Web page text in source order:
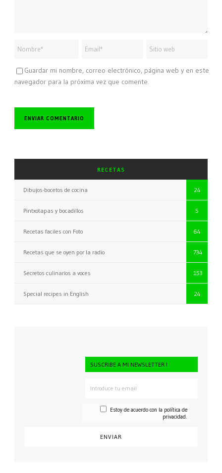
Guardar mi nombre, correo electrónico, página web y en este
navegador para la próxima vez que comente.
RECETAS
Dibujos-bocetos de cocina 24
Pintxotapas y bocadillos 5
Recetas faciles con Foto 64
Recetas que se oyen por la radio 734
Secretos culinarios a voces 153
Special recipes in English 24
SUSCRIBE A MI NEWSLETTER !
Estoy de acuerdo con la política de
privacidad.